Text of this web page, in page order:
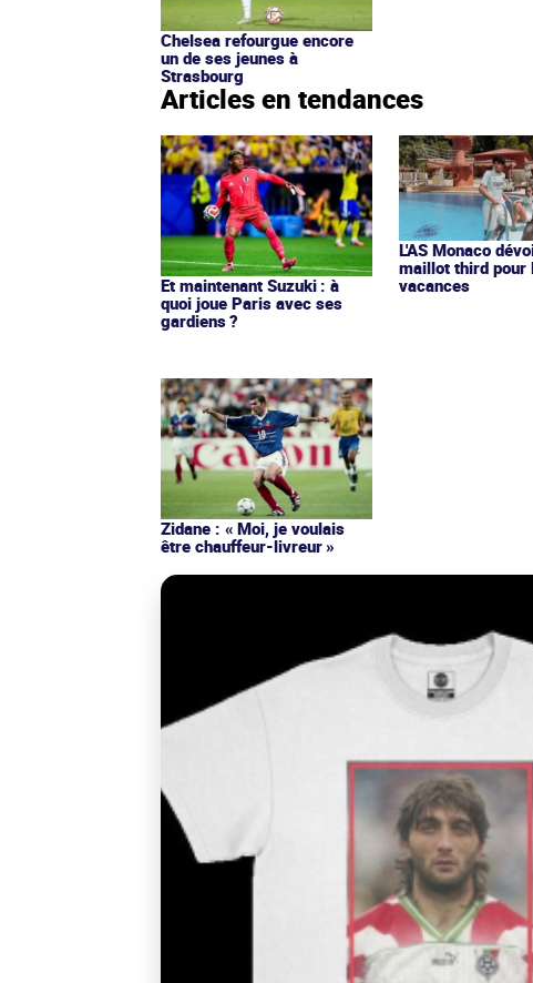
Chelsea refourgue encore
un de ses jeunes à
Strasbourg
Articles en tendances
Et maintenant Suzuki : à
quoi joue Paris avec ses
gardiens ?
L'AS Monaco
maillot third pour
vacances
Zidane : « Moi, je voulais
être chauffeur-livreur »